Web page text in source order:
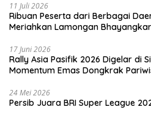
11 Juli 2026
Ribuan Peserta dari Berbagai
Meriahkan Lamongan
17 Juni 2026
Rally Asia Pasifik 2026 Digelar di
Momentum Emas Dongkrak
24 Mei 2026
Persib Juara BRI Super League